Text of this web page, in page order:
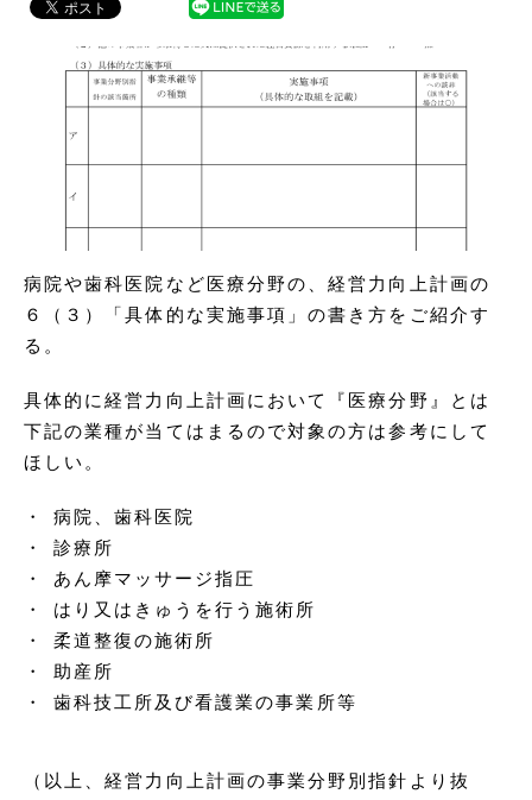
病院や歯科医院など医療分野の、経営力向上計画の
６（３）「具体的な実施事項」の書き方をご紹介す
る。
具体的に経営力向上計画において『医療分野』とは
下記の業種が当てはまるので対象の方は参考にして
ほしい。
病院、歯科医院
診療所
あん摩マッサージ指圧
はり又はきゅうを行う施術所
柔道整復の施術所
助産所
歯科技工所及び看護業の事業所等
（以上、経営力向上計画の事業分野別指針より抜